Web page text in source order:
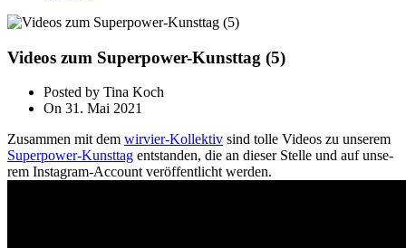
Videos zum Superpower-Kunsttag (5)
Posted by Tina Koch
On 31. Mai 2021
Zusammen mit dem wir­vier-Kollektiv sind tol­le Videos zu unse­rem
Superpower-Kunsttag ent­stan­den, die an die­ser Stelle und auf unse­
rem Instagram-Account ver­öf­fent­licht werden.